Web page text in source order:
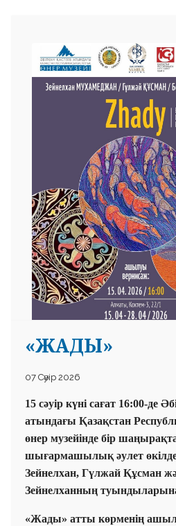
«ЖАДЫ»
07 Сәуір 2026
15 сәуір күні сағат 16:00-де
атындағы Қазақстан
өнер музейінде бір
шығармашылық әулет
Зейнелхан, Гүлжай Құсман
Зейнелханның
«Жады» атты көрменің